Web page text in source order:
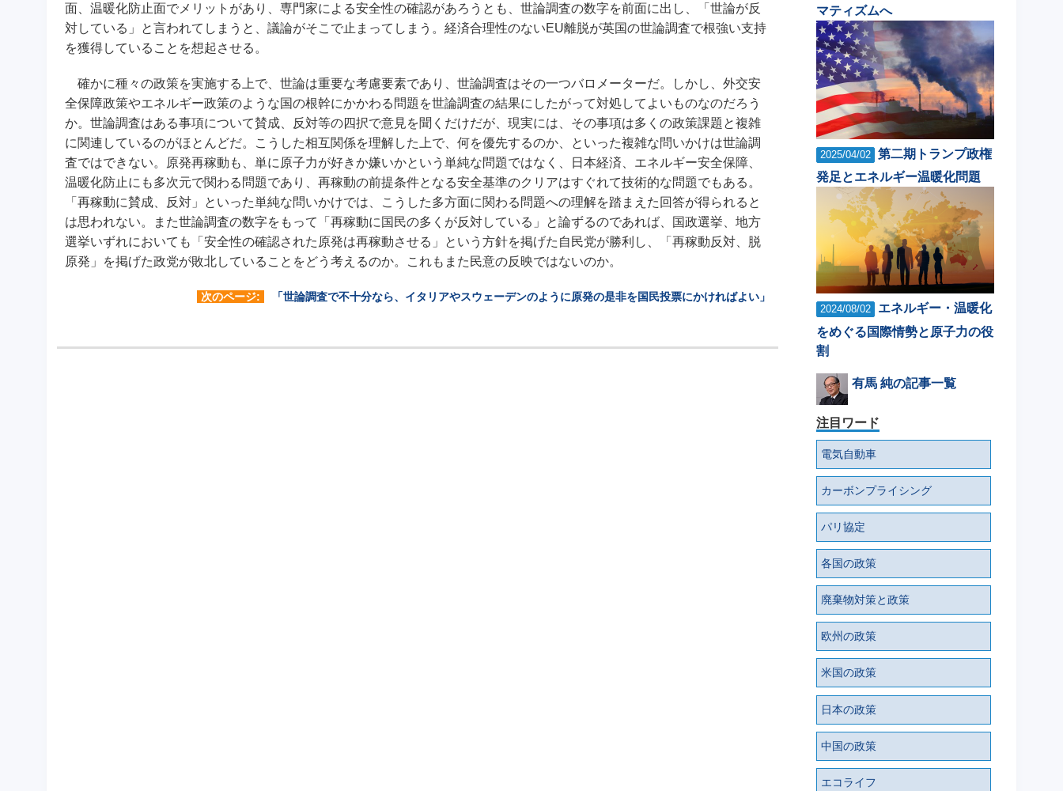
面、温暖化防止面でメリットがあり、専門家による安全性の確認があろうとも、世論調査の数字を前面に出し、「世論が反
対している」と言われてしまうと、議論がそこで止まってしまう。経済合理性のないEU離脱が英国の世論調査で根強い支持
を獲得していることを想起させる。
確かに種々の政策を実施する上で、世論は重要な考慮要素であり、世論調査はその一つバロメーターだ。しかし、外交安
全保障政策やエネルギー政策のような国の根幹にかかわる問題を世論調査の結果にしたがって対処してよいものなのだろう
か。世論調査はある事項について賛成、反対等の四択で意見を聞くだけだが、現実には、その事項は多くの政策課題と複雑
に関連しているのがほとんどだ。こうした相互関係を理解した上で、何を優先するのか、といった複雑な問いかけは世論調
査ではできない。原発再稼動も、単に原子力が好きか嫌いかという単純な問題ではなく、日本経済、エネルギー安全保障、
温暖化防止にも多次元で関わる問題であり、再稼動の前提条件となる安全基準のクリアはすぐれて技術的な問題でもある。
「再稼動に賛成、反対」といった単純な問いかけでは、こうした多方面に関わる問題への理解を踏まえた回答が得られると
は思われない。また世論調査の数字をもって「再稼動に国民の多くが反対している」と論ずるのであれば、国政選挙、地方
選挙いずれにおいても「安全性の確認された原発は再稼動させる」という方針を掲げた自民党が勝利し、「再稼動反対、脱
原発」を掲げた政党が敗北していることをどう考えるのか。これもまた民意の反映ではないのか。
次のページ: 「世論調査で不十分なら、イタリアやスウェーデンのように原発の是非を国民投票にかければよい」
マティズムへ
2025/04/02 第二期トランプ政権
発足とエネルギー温暖化問題
2024/08/02
エネルギー・温暖化
をめぐる国際情勢と原子力の役
割
有馬 純の記事一覧
注目ワード
電気自動車
カーボンプライシング
パリ協定
各国の政策
廃棄物対策と政策
欧州の政策
米国の政策
日本の政策
中国の政策
エコライフ